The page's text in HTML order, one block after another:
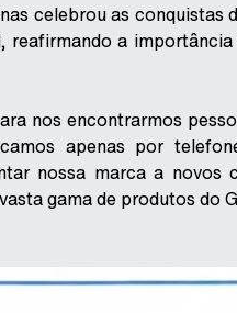
celebrou as conquistas
reafirmando a
nos encontrarmos
apenas por
nossa marca a novos
gama de produtos do